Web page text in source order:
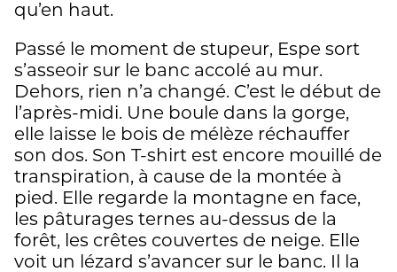
qu’en haut.
Passé le moment de stupeur, Espe sort
s’asseoir sur le banc accolé au mur.
Dehors, rien n’a changé. C’est le début de
l’après-midi. Une boule dans la gorge,
elle laisse le bois de mélèze réchauffer
son dos. Son T-shirt est encore mouillé de
transpiration, à cause de la montée à
pied. Elle regarde la montagne en face,
les pâturages ternes au-dessus de la
forêt, les crêtes couvertes de neige. Elle
voit un lézard s’avancer sur le banc. Il la